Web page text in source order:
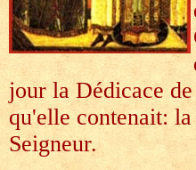
jour la Dédicace
qu'elle contenait:
Seigneur.